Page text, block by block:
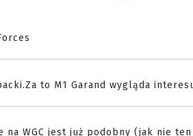
to M1 Garand wygląda
na WGC jest już podobny (jak nie